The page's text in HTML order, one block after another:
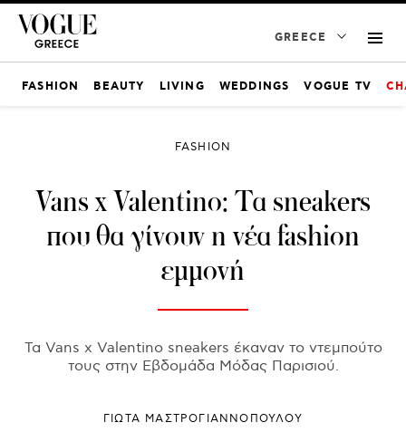
GREECE
FASHION BEAUTY LIVING WEDDINGS VOGUE TV
FASHION
Vans x Valentino: Τα sneakers
που θα γίνουν η νέα fashion
εμμονή
Τα Vans x Valentino sneakers έκαναν το ντεμπούτο
τους στην Εβδομάδα Μόδας Παρισιού.
ΓΙΩΤΑ ΜΑΣΤΡΟΓΙΑΝΝΟΠΟΥΛΟΥ